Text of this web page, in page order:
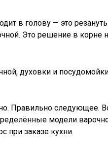
в голову — это
Это решение в корне
духовки и
Правильно следующее.
модели
при заказе кухни.